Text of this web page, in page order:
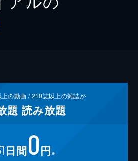
上の動画 /210誌以上の雑誌が
題 読み放題
日間0円 ※